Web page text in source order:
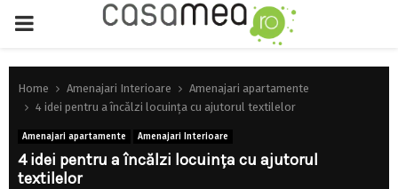
PRIMARY
MENU
Home Amenajari Interioare
Amenajari apartamente
4 idei pentru a încălzi locuinţa cu ajutorul textilelor
Amenajari apartamente Amenajari Interioare
4 idei pentru a încălzi locuinţa cu ajutorul
textilelor